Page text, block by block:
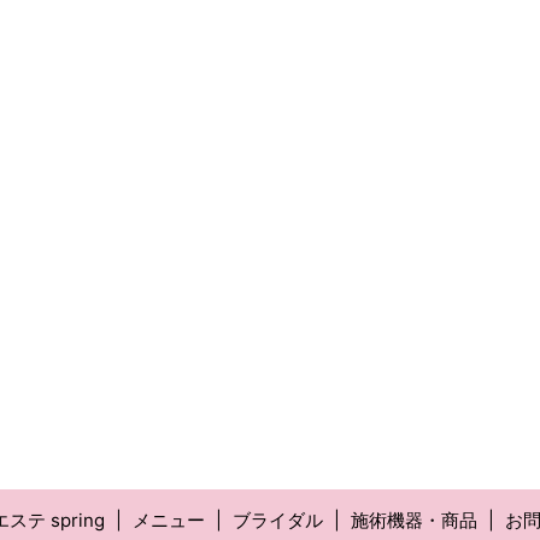
ステ spring メニュー ブライダル 施術機器・商品 お